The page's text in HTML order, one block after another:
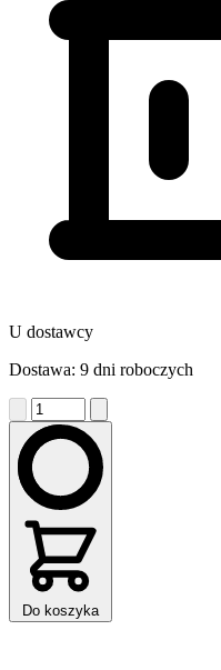
U dostawcy
Dostawa: 9 dni roboczych
Do koszyka